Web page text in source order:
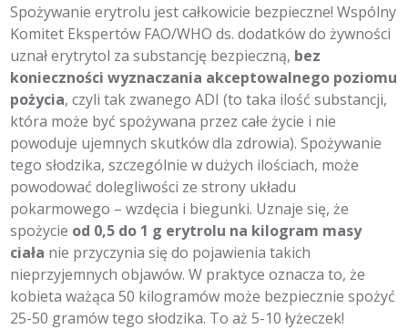
Spożywanie erytrolu jest całkowicie bezpieczne! Wspólny
Komitet Ekspertów FAO/WHO ds. dodatków do żywności
uznał erytrytol za substancję bezpieczną, bez
konieczności wyznaczania akceptowalnego poziomu
pożycia, czyli tak zwanego ADI (to taka ilość substancji,
która może być spożywana przez całe życie i nie
powoduje ujemnych skutków dla zdrowia). Spożywanie
tego słodzika, szczególnie w dużych ilościach, może
powodować dolegliwości ze strony układu
pokarmowego – wzdęcia i biegunki. Uznaje się, że
spożycie od 0,5 do 1 g erytrolu na kilogram masy
ciała nie przyczynia się do pojawienia takich
nieprzyjemnych objawów. W praktyce oznacza to, że
kobieta ważąca 50 kilogramów może bezpiecznie spożyć
25-50 gramów tego słodzika. To aż 5-10 łyżeczek!